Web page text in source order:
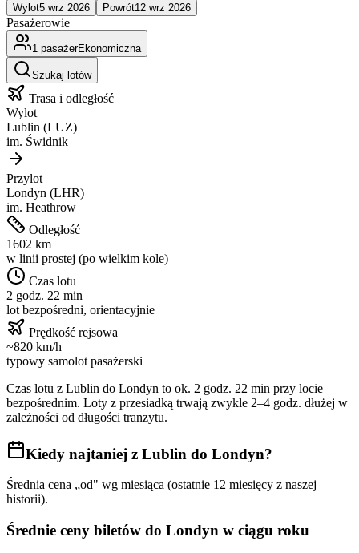
Wylot5 wrz 2026 Powrót12 wrz 2026
Pasażerowie
1 pasażerEkonomiczna
Szukaj lotów
Trasa i odległość
Wylot
Lublin (LUZ)
im. Świdnik
Przylot
Londyn (LHR)
im. Heathrow
Odległość
1602 km
w linii prostej (po wielkim kole)
Czas lotu
2 godz. 22 min
lot bezpośredni, orientacyjnie
Prędkość rejsowa
~820 km/h
typowy samolot pasażerski
Czas lotu z Lublin do Londyn to ok. 2 godz. 22 min przy locie
bezpośrednim. Loty z przesiadką trwają zwykle 2–4 godz. dłużej w
zależności od długości tranzytu.
Kiedy najtaniej z Lublin do Londyn?
Średnia cena „od" wg miesiąca (ostatnie 12 miesięcy z naszej
historii).
Średnie ceny biletów do Londyn w ciągu roku